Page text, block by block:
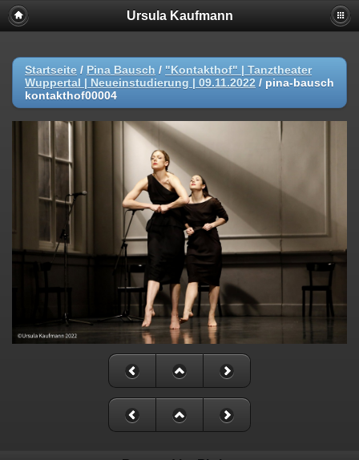
Ursula Kaufmann
Startseite / Pina Bausch / "Kontakthof" | Tanztheater
Wuppertal | Neueinstudierung | 09.11.2022 / pina-bausch
kontakthof00004